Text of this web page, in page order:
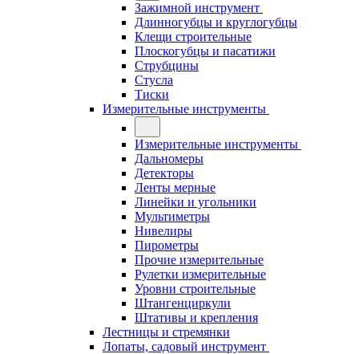
Зажимной инструмент
Длинногубцы и круглогубцы
Клещи строительные
Плоскогубцы и пасатижи
Струбцины
Стусла
Тиски
Измерительные инструменты
Измерительные инструменты
Дальномеры
Детекторы
Ленты мерные
Линейки и угольники
Мультиметры
Нивелиры
Пирометры
Прочие измерительные
Рулетки измерительные
Уровни строительные
Штангенциркули
Штативы и крепления
Лестницы и стремянки
Лопаты, садовый инструмент